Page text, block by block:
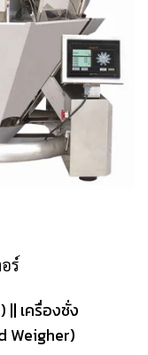
ร์
เครื่องชั่ง
Weigher)